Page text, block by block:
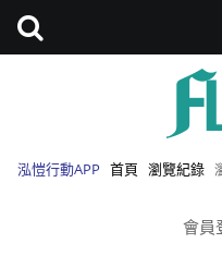
泓愷行動APP 首頁 瀏覽紀錄
會員